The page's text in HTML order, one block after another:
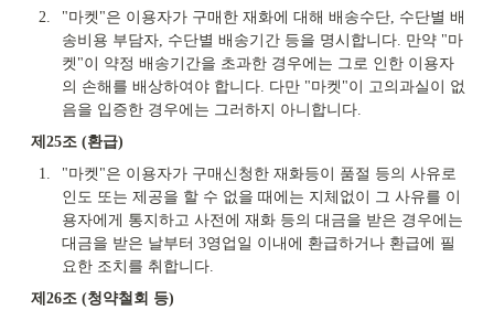
2.
"마켓"은 이용자가 구매한 재화에 대해 배송수단, 수단별 배
송비용 부담자, 수단별 배송기간 등을 명시합니다. 만약 "마
켓"이 약정 배송기간을 초과한 경우에는 그로 인한 이용자
의 손해를 배상하여야 합니다. 다만 "마켓"이 고의과실이 없
음을 입증한 경우에는 그러하지 아니합니다.
제25조 (환급)
1.
"마켓"은 이용자가 구매신청한 재화등이 품절 등의 사유로
인도 또는 제공을 할 수 없을 때에는 지체없이 그 사유를 이
용자에게 통지하고 사전에 재화 등의 대금을 받은 경우에는
대금을 받은 날부터 3영업일 이내에 환급하거나 환급에 필
요한 조치를 취합니다.
제26조 (청약철회 등)